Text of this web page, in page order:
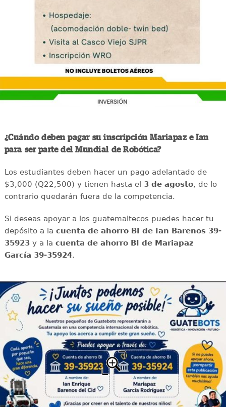
¿Cuándo deben pagar su inscripción Mariapaz e Ian
para ser parte del Mundial de Robótica?
Los estudiantes deben hacer un pago adelantado de
$3,000 (Q22,500) y tienen hasta el 3 de agosto, de lo
contrario quedarán fuera de la competencia.
Si deseas apoyar a los guatemaltecos puedes hacer tu
depósito a la cuenta de ahorro BI de Ian Barenos 39-
35923y a la cuenta de ahorro BI de Mariapaz
García 39-35924.